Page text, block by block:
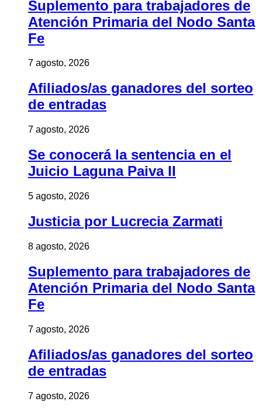
Suplemento para trabajadores de
Atención Primaria del Nodo Santa
Fe
7 agosto, 2026
Afiliados/as ganadores del sorteo
de entradas
7 agosto, 2026
Se conocerá la sentencia en el
Juicio Laguna Paiva II
5 agosto, 2026
Justicia por Lucrecia Zarmati
8 agosto, 2026
Suplemento para trabajadores de
Atención Primaria del Nodo Santa
Fe
7 agosto, 2026
Afiliados/as ganadores del sorteo
de entradas
7 agosto, 2026